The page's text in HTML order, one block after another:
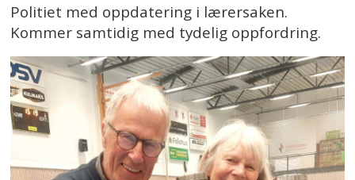
Politiet med oppdatering i lærersaken.
Kommer samtidig med tydelig oppfordring.